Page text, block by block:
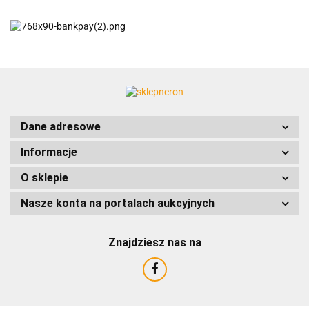
Dane adresowe
Informacje
O sklepie
Nasze konta na portalach aukcyjnych
Znajdziesz nas na